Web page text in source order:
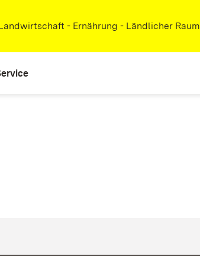
- Ernährung - Ländlicher Raum